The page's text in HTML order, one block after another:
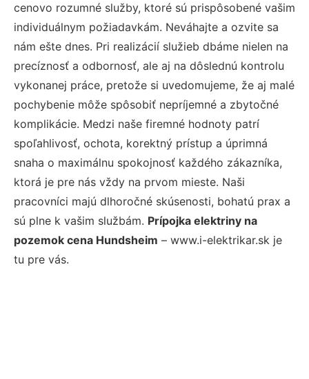
cenovo rozumné služby, ktoré sú prispôsobené vašim
individuálnym požiadavkám. Neváhajte a ozvite sa
nám ešte dnes. Pri realizácií služieb dbáme nielen na
precíznosť a odbornosť, ale aj na dôslednú kontrolu
vykonanej práce, pretože si uvedomujeme, že aj malé
pochybenie môže spôsobiť nepríjemné a zbytočné
komplikácie. Medzi naše firemné hodnoty patrí
spoľahlivosť, ochota, korektný prístup a úprimná
snaha o maximálnu spokojnosť každého zákazníka,
ktorá je pre nás vždy na prvom mieste. Naši
pracovníci majú dlhoročné skúsenosti, bohatú prax a
sú plne k vašim službám. Prípojka elektriny na
pozemok cena Hundsheim – www.i-elektrikar.sk je
tu pre vás.